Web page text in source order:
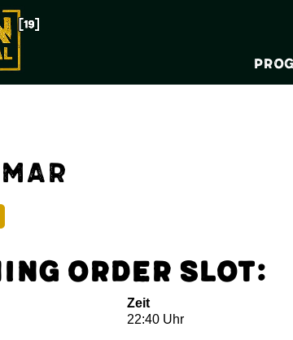
Order Slot:
Zeit
22:40 Uhr